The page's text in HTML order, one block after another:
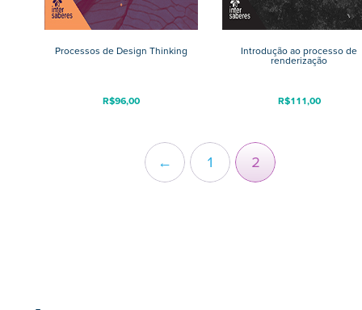
Processos de Design Thinking
R$96,00
Introdução ao processo de
renderização
R$111,00
← 1 2